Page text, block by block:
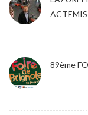
ACTEMIS
89ème